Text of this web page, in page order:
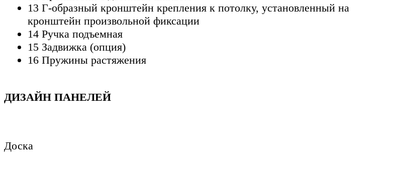
13 Г-образный кронштейн крепления к потолку, установленный на
кронштейн произвольной фиксации
14 Ручка подъемная
15 Задвижка (опция)
16 Пружины растяжения
ДИЗАЙН ПАНЕЛЕЙ
Доска